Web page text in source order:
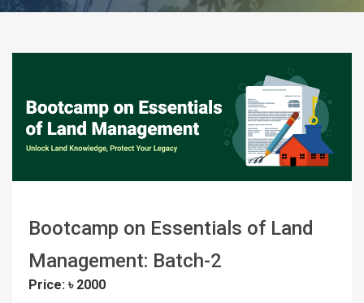
Bootcamp on Essentials of Land
Management: Batch-2
Price: ৳ 2000